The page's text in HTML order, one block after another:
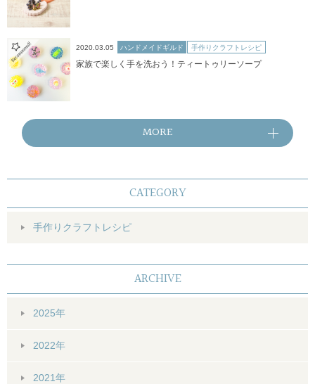
2020.03.05 ハンドメイドギルド 手作りクラフトレシピ
家族で楽しく手を洗おう！ティートゥリーソープ
MORE
CATEGORY
手作りクラフトレシピ
ARCHIVE
2025年
2022年
2021年